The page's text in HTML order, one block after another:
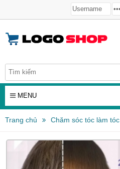
MENU
Trang chủ Chăm sóc tóc làm tóc